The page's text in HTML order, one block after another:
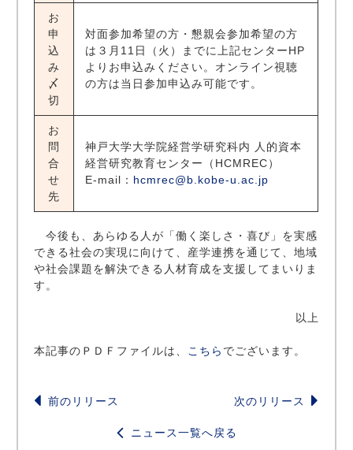
お
申
込
み
〆
切
対面参加希望の方・懇親会参加希望の方
は３月11日（火）までに上記センターHP
よりお申込みください。オンライン視聴
の方は当日参加申込み可能です。
お
問
合
せ
先
神戸大学大学院経営学研究科内 人的資本
経営研究教育センター（HCMREC）
E-mail： hcmrec@b.kobe-u.ac.jp
今後も、あらゆる人が「働く楽しさ・喜び」を実感
できる社会の実現に向けて、産学連携を通じて、地域
や社会課題を解決できる人材育成を支援してまいりま
す。
以上
本記事のＰＤＦファイルは、 こちら でございます。
前のリリース 次のリリース
ニュース一覧へ戻る